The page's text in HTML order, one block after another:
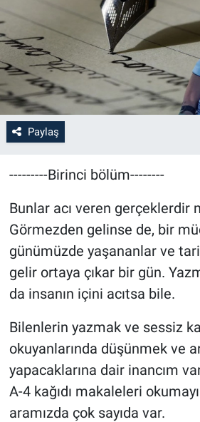
Paylaş
---------Birinci bölüm--------
Bunlar acı veren gerçeklerdir
Görmezden gelinse de, bir
günümüzde yaşananlar ve
gelir ortaya çıkar bir gün.
da insanın içini acıtsa bile.
Bilenlerin yazmak ve sessiz
okuyanlarında düşünmek ve
yapacaklarına dair inancım
A-4 kağıdı makaleleri
aramızda çok sayıda var.